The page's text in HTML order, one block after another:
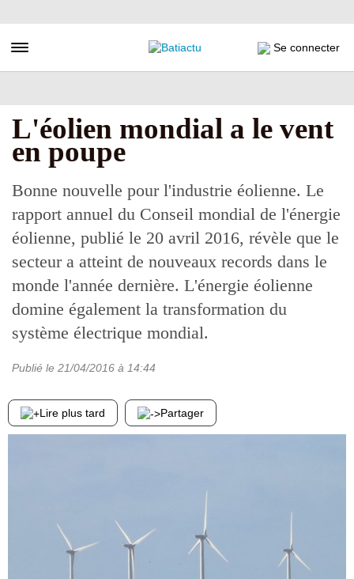
au
principal
Toggle navigation Se connecter
L'éolien mondial a le vent
en poupe
Bonne nouvelle pour l'industrie éolienne. Le
rapport annuel du Conseil mondial de l'énergie
éolienne, publié le 20 avril 2016, révèle que le
secteur a atteint de nouveaux records dans le
monde l'année dernière. L'énergie éolienne
domine également la transformation du
système électrique mondial.
Publié le 21/04/2016 à 14:44
Lire plus tard Partager